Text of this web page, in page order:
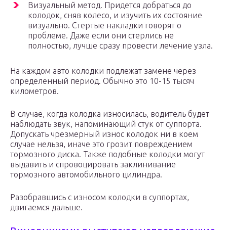
Визуальный метод. Придется добраться до
колодок, сняв колесо, и изучить их состояние
визуально. Стертые накладки говорят о
проблеме. Даже если они стерлись не
полностью, лучше сразу провести лечение узла.
На каждом авто колодки подлежат замене через
определенный период. Обычно это 10-15 тысяч
километров.
В случае, когда колодка износилась, водитель будет
наблюдать звук, напоминающий стук от суппорта.
Допускать чрезмерный износ колодок ни в коем
случае нельзя, иначе это грозит повреждением
тормозного диска. Также подобные колодки могут
выдавить и спровоцировать заклинивание
тормозного автомобильного цилиндра.
Разобравшись с износом колодки в суппортах,
двигаемся дальше.